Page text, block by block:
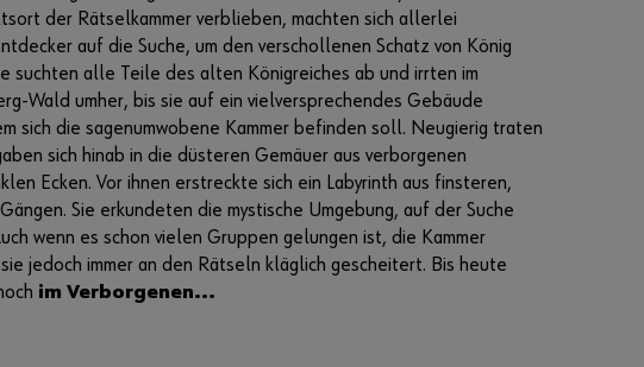
der Rätselkammer verblieben, machten sich allerlei
auf die Suche, um den verschollenen Schatz von König
suchten alle Teile des alten Königreiches ab und irrten im
Wald umher, bis sie auf ein vielversprechendes Gebäude
sich die sagenumwobene Kammer befinden soll. Neugierig traten
sich hinab in die düsteren Gemäuer aus verborgenen
Ecken. Vor ihnen erstreckte sich ein Labyrinth aus finsteren,
Sie erkundeten die mystische Umgebung, auf der Suche
wenn es schon vielen Gruppen gelungen ist, die Kammer
jedoch immer an den Rätseln kläglich gescheitert. Bis heute
im Verborgenen...